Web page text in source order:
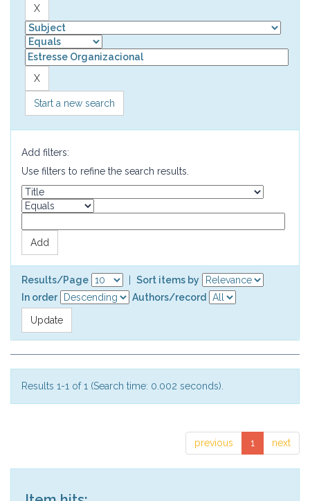
Start a new search
Add filters:
Use filters to refine the search results.
Results/Page
Sort items by
In order
Authors/record
Results 1-1 of 1 (Search time: 0.002 seconds).
previous 1 next